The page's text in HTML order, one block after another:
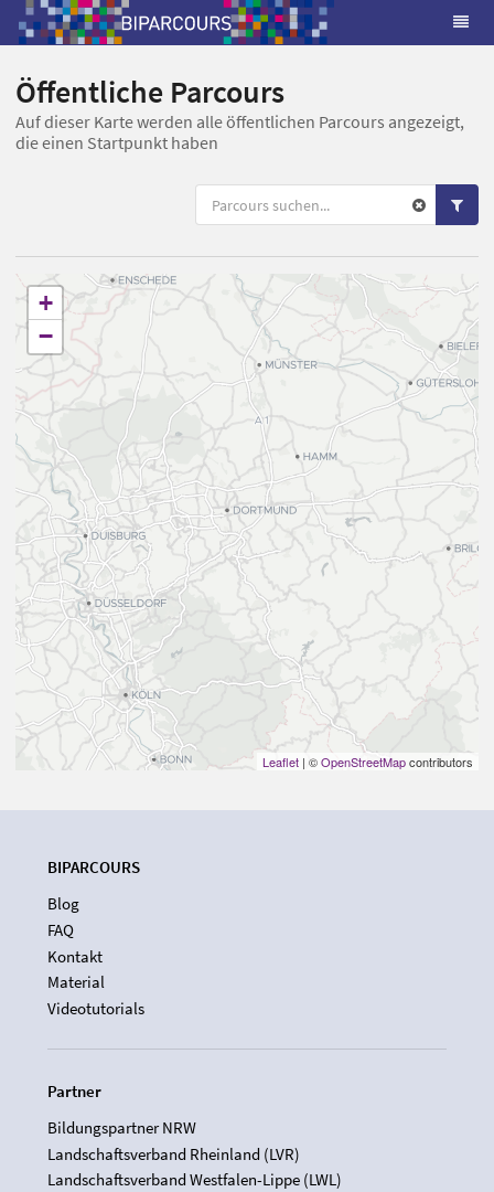
Öffentliche Parcours
Auf dieser Karte werden alle öffentlichen Parcours angezeigt,
die einen Startpunkt haben
+
−
Leaflet | ©OpenStreetMapcontributors
BIPARCOURS
Blog
FAQ
Kontakt
Material
Videotutorials
Partner
Bildungspartner NRW
Landschaftsverband Rheinland (LVR)
Landschaftsverband Westfalen-Lippe (LWL)